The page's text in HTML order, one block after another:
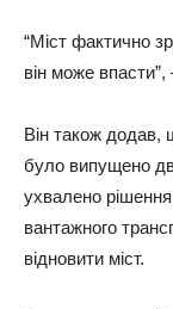
“Міст фактично
він може
Він також
було випущено
ухвалено
вантажного
відновити міст.